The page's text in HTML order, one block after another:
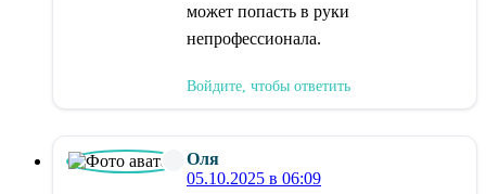
может попасть в руки
непрофессионала.
Войдите, чтобы ответить
Оля
05.10.2025 в 06:09